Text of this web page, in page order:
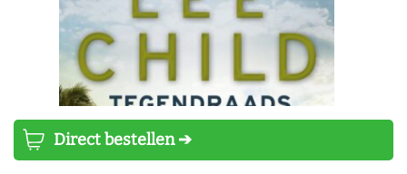
Direct bestellen ➔